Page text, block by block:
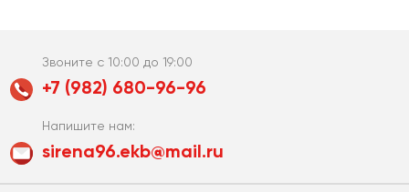
Звоните с 10:00 до 19:00
+7 (982) 680-96-96
Напишите нам:
sirena96.ekb@mail.ru